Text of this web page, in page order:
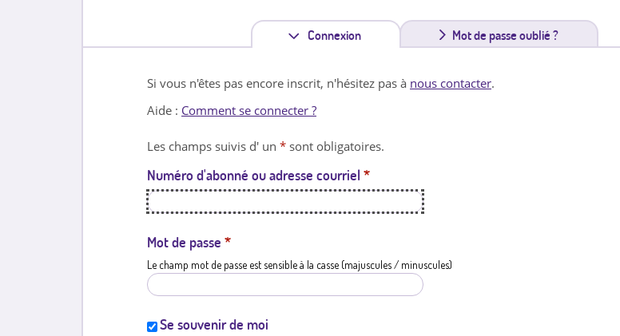
Connexion
n
l
e
Mot de passe oublié ?
Si vous n'êtes pas encore inscrit, n'hésitez pas à nous contacter.
Aide : Comment se connecter ?
Les champs suivis d' un * sont obligatoires.
Numéro d'abonné ou adresse courriel *
Mot de passe *
Le champ mot de passe est sensible à la casse (majuscules / minuscules)
Se souvenir de moi